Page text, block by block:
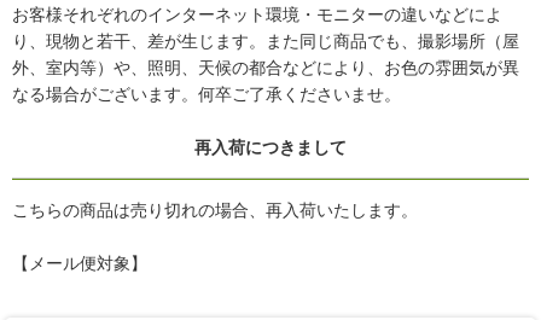
お客様それぞれのインターネット環境・モニターの違いなどによ
り、現物と若干、差が生じます。また同じ商品でも、撮影場所（屋
外、室内等）や、照明、天候の都合などにより、お色の雰囲気が異
なる場合がございます。何卒ご了承くださいませ。
再入荷につきまして
こちらの商品は売り切れの場合、再入荷いたします。
【メール便対象】